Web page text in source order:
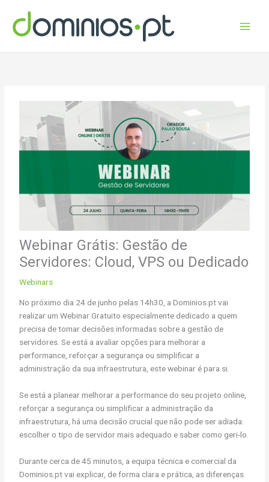
content
Webinar Grátis: Gestão de
Servidores: Cloud, VPS ou Dedicado
Webinars
No próximo dia 24 de junho pelas 14h30, a Dominios.pt vai
realizar um Webinar Gratuito especialmente dedicado a quem
precisa de tomar decisões informadas sobre a gestão de
servidores. Se está a avaliar opções para melhorar a
performance, reforçar a segurança ou simplificar a
administração da sua infraestrutura, este webinar é para si.
Se está a planear melhorar a performance do seu projeto online,
reforçar a segurança ou simplificar a administração da
infraestrutura, há uma decisão crucial que não pode ser adiada:
escolher o tipo de servidor mais adequado e saber como geri-lo.
Durante cerca de 45 minutos, a equipa técnica e comercial da
Dominios.pt vai explicar, de forma clara e prática, as diferenças